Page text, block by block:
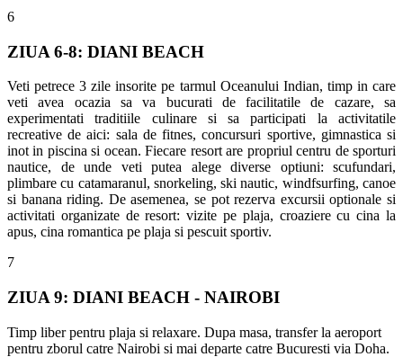
6
ZIUA 6-8: DIANI BEACH
Veti petrece 3 zile insorite pe tarmul Oceanului Indian, timp in care
veti avea ocazia sa va bucurati de facilitatile de cazare, sa
experimentati traditiile culinare si sa participati la activitatile
recreative de aici: sala de fitnes, concursuri sportive, gimnastica si
inot in piscina si ocean. Fiecare resort are propriul centru de sporturi
nautice, de unde veti putea alege diverse optiuni: scufundari,
plimbare cu catamaranul, snorkeling, ski nautic, windfsurfing, canoe
si banana riding. De asemenea, se pot rezerva excursii optionale si
activitati organizate de resort: vizite pe plaja, croaziere cu cina la
apus, cina romantica pe plaja si pescuit sportiv.
7
ZIUA 9: DIANI BEACH - NAIROBI
Timp liber pentru plaja si relaxare. Dupa masa, transfer la aeroport
pentru zborul catre Nairobi si mai departe catre Bucuresti via Doha.